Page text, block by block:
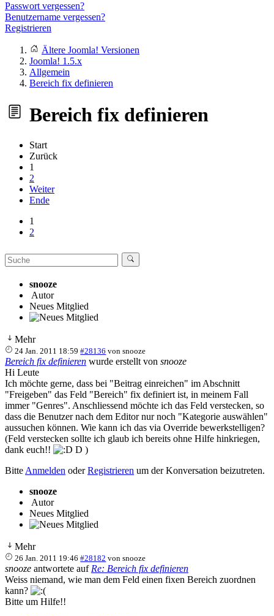
Passwort vergessen?
Benutzername vergessen?
Registrieren
Ältere Joomla! Versionen
Joomla! 1.5.x
Allgemein
Bereich fix definieren
Bereich fix definieren
Start
Zurück
1
2
Weiter
Ende
1
2
snooze
Autor
Neues Mitglied
Mehr
24 Jan. 2011 18:59 #28136 vonsnooze
Bereich fix definieren wurde erstellt von snooze
Hi Leute
Ich möchte gerne, dass bei "Beitrag einreichen" im Abschnitt
"Freigeben" das Feld "Bereich" fix definiert ist, in meinem Fall
immer "Genres". Anschliessend möchte ich das Feld verstecken, so
dass die Benutzer nach dem Editor nur noch "Kategorie auswählen"
aussuchen können. Wie kann ich das via Override bewerkstelligen?
(Feld verstecken sollte ich glaub ich bereits ohne Hilfe hinkriegen,
dank euch!!
D )
Bitte Anmelden oderRegistrieren um der Konversation beizutreten.
snooze
Autor
Neues Mitglied
Mehr
26 Jan. 2011 19:46 #28182 vonsnooze
snooze antwortete auf Re: Bereich fix definieren
Weiss niemand, wie man dem Feld einen fixen Bereich zuordnen
kann?
Bitte um Hilfe!!